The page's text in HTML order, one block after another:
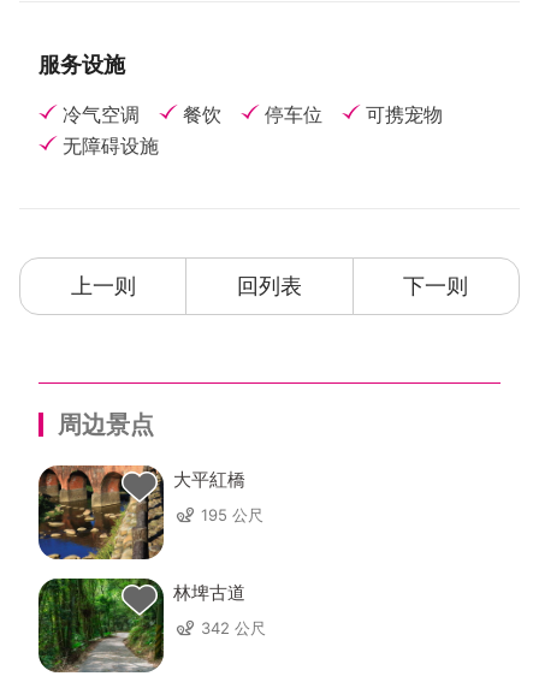
服务设施
冷气空调 餐饮 停车位
可携宠物
无障碍设施
上一则 回列表 下一则
周边景点
大平紅橋
195 公尺
林埤古道
342 公尺